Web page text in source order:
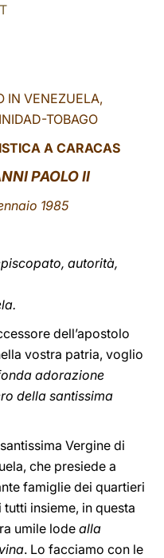
IN VENEZUELA,
TOBAGO
A CARACAS
PAOLO II
1985
autorità,
dell’apostolo
vostra patria, voglio
adorazione
della santissima
Vergine di
che presiede a
famiglie dei quartieri
insieme, in questa
umile lode alla
. Lo facciamo con le